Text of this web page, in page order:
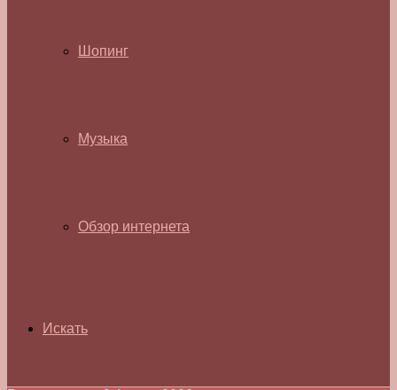
Шопинг
Музыка
Обзор интернета
Искать